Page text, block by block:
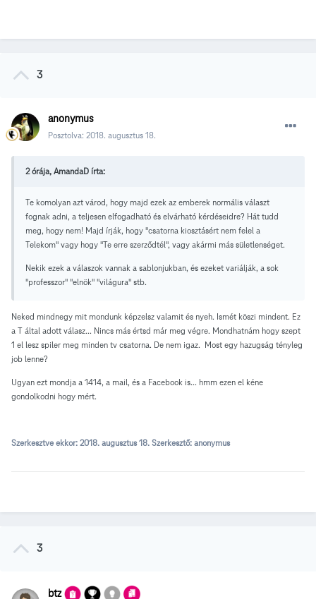
3
anonymus
Posztolva: 2018. augusztus 18.
2 órája, AmandaD írta:
Te komolyan azt várod, hogy majd ezek az emberek normális választ
fognak adni, a teljesen elfogadható és elvárható kérdéseidre? Hát tudd
meg, hogy nem! Majd írják, hogy "csatorna kiosztásért nem felel a
Telekom" vagy hogy "Te erre szerződtél", vagy akármi más sületlenséget.
Nekik ezek a válaszok vannak a sablonjukban, és ezeket variálják, a sok
"professzor" "elnök" "világura" stb.
Neked mindnegy mit mondunk képzelsz valamit és nyeh. Ismét köszi mindent. Ez
a T által adott válasz... Nincs más értsd már meg végre. Mondhatnám hogy szept
1 el lesz spiler meg minden tv csatorna. De nem igaz. Most egy hazugság tényleg
job lenne?
Ugyan ezt mondja a 1414, a mail, és a Facebook is... hmm ezen el kéne
gondolkodni hogy mért.
Szerkesztve ekkor: 2018. augusztus 18. Szerkesztő: anonymus
3
btz